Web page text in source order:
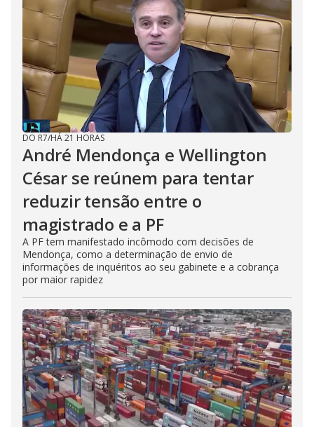
DO R7/HÁ 21 HORAS
André Mendonça e Wellington
César se reúnem para tentar
reduzir tensão entre o
magistrado e a PF
A PF tem manifestado incômodo com decisões de
Mendonça, como a determinação de envio de
informações de inquéritos ao seu gabinete e a cobrança
por maior rapidez